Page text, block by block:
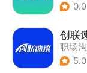
0.0
创联
职场
5.0